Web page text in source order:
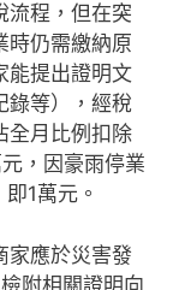
流程，但在突
時仍需繳納原
能提出證明文
錄等），經稅
全月比例扣除
，因豪雨停業
1萬元。
家應於災害發
附相關證明向